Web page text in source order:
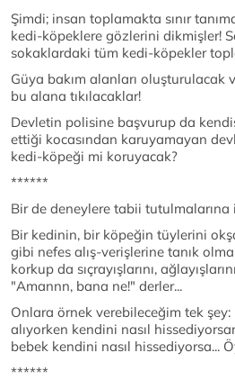
Şimdi; insan toplamakta sınır
kedi-köpeklere gözlerini dikmişler!
sokaklardaki tüm kedi-köpekler
Güya bakım alanları
bu alana tıkılacaklar!
Devletin polisine başvurup da
ettiği kocasından karuyamayan
kedi-köpeği mi koruyacak?
******
Bir de deneylere tabii tutulmalarına
Bir kedinin, bir köpeğin tüylerini
gibi nefes alış-verişlerine tanık
korkup da sıçrayışlarını,
"Amannn, bana ne!" derler...
Onlara örnek verebileceğim tek
alıyorken kendini nasıl
bebek kendini nasıl hissediyorsa...
******